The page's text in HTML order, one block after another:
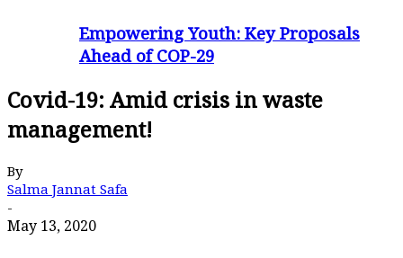
Empowering Youth: Key Proposals
Ahead of COP-29
Covid-19: Amid crisis in waste
management!
By
Salma Jannat Safa
-
May 13, 2020